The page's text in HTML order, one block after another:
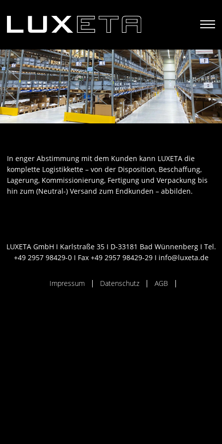
In enger Abstimmung mit dem Kunden kann LUXETA die
komplette Logistikkette – von der Disposition, Beschaffung,
Lagerung, Kommissionierung, Fertigung und Verpackung bis
hin zum (Neutral-) Versand zum Endkunden – abbilden.
LUXETA GmbH I Karlstraße 35 I D-33181 Bad Wünnenberg I Tel.
+49 2957 98429-0 I Fax +49 2957 98429-29 I info@luxeta.de
Impressum Datenschutz AGB